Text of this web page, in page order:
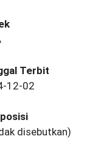
Terbit
12-02
disebutkan)